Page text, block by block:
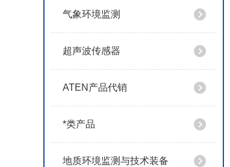
气象环境监测
超声波传感器
ATEN产品代销
*类产品
地质环境监测与技术装备